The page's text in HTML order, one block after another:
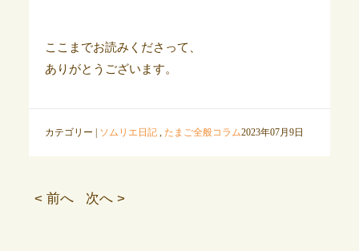
ここまでお読みくださって、
ありがとうございます。
カテゴリー | ソムリエ日記, たまご全般コラム2023年07月9日
< 前へ 次へ >